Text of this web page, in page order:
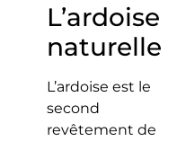
L’ardoise
naturelle
L’ardoise est le
second
revêtement de